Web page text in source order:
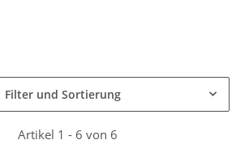
Filter und Sortierung
Artikel 1 - 6 von 6